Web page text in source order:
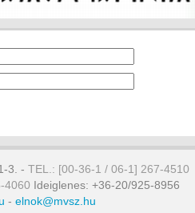
3. - TEL.: [00-36-1 / 06-1] 267-4510
4060 Ideiglenes: +36-20/925-8956
- elnok@mvsz.hu